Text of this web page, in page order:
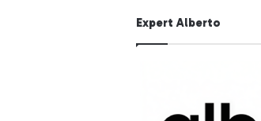
Expert Alberto